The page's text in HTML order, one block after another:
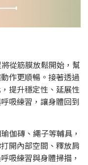
將從筋膜放鬆開始，幫
作更順暢。接著透過
提升穩定性、延展性
吸練習，讓身體回到
伽磚、繩子等輔具，
開內部空間、釋放肩
吸練習與身體掃描，